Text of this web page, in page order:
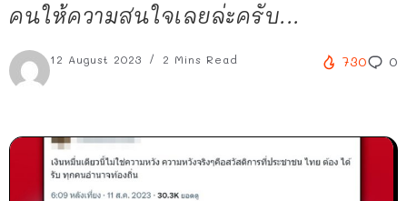
คนให้ความสนใจเลยล่ะครับ...
12 August 2023 2 Mins Read 730 0